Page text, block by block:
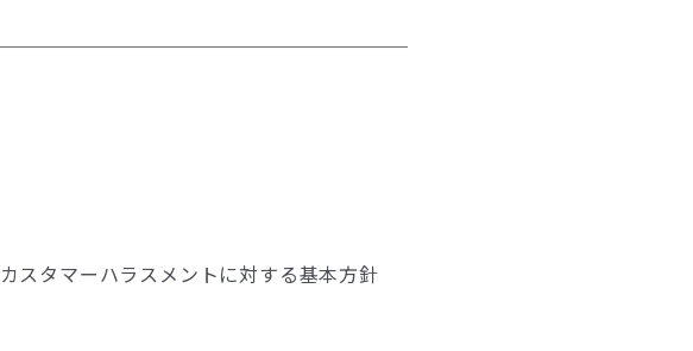
カスタマーハラスメントに対する基本方針